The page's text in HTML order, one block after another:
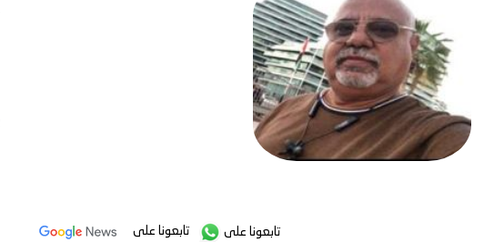
تابعونا على تابعونا على